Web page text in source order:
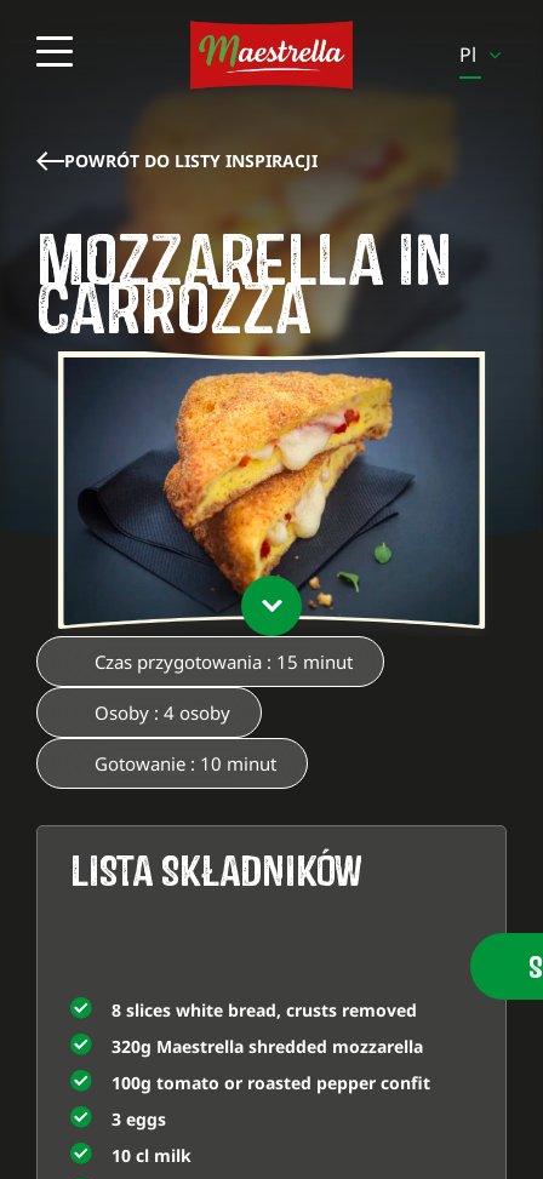
Pl
POWRÓT DO LISTY INSPIRACJI
MOZZARELLA IN
CARROZZA
Czas przygotowania : 15 minut
Osoby : 4 osoby
Gotowanie : 10 minut
LISTA SKŁADNIKÓW
8 slices white bread, crusts removed
320g Maestrella shredded mozzarella
100g tomato or roasted pepper confit
3 eggs
10 cl milk